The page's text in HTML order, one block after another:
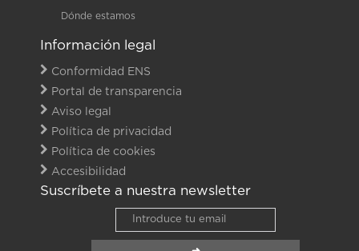
Dónde estamos
Información legal
Conformidad ENS
Portal de transparencia
Aviso legal
Política de privacidad
Política de cookies
Accesibilidad
Suscríbete a nuestra newsletter